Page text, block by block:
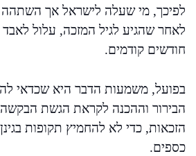
לפיכך, מי שעלה לישראל אך
לאחר שהגיע לגיל המזכה, עלול
חודשים קודמים.
בפועל, משמעות הדבר היא שכדאי
הבירור וההכנה לקראת הגשת הבקשה
הזכאות, כדי לא להחמיץ תקופות
כספים.